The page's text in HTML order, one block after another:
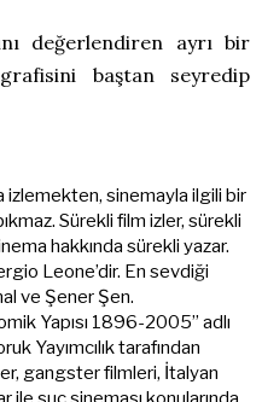
değerlendiren ayrı bir
baştan seyredip
izlemekten, sinemayla ilgili bir
Sürekli film izler, sürekli
hakkında sürekli yazar.
Leone’dir. En sevdiği
ve Şener Şen.
Yapısı 1896-2005” adlı
Yayımcılık tarafından
gangster filmleri, İtalyan